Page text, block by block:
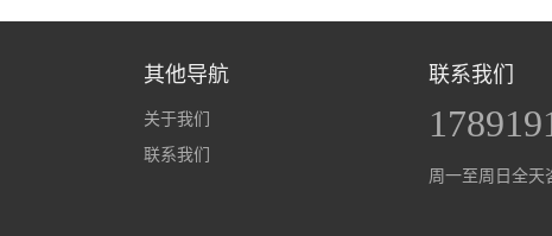
其他导航
关于我们
联系我们
联系我们
周一至周日全天